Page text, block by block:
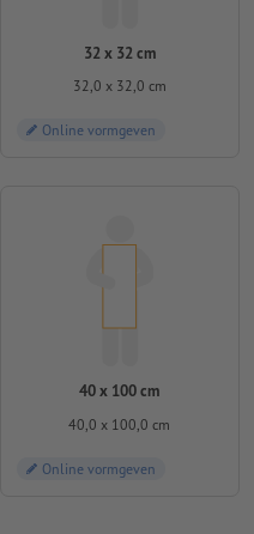
32 x 32 cm
32,0 x 32,0 cm
Online vormgeven
40 x 100 cm
40,0 x 100,0 cm
Online vormgeven